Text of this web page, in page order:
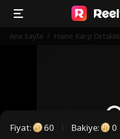
Ana Sayfa / Haine Karşı Ortaklık
Fiyat: 60 Bakiye: 0